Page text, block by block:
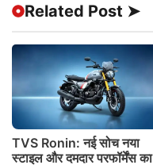
Related Post ➤
TVS Ronin: नई सोच नया
स्टाइल और दमदार परफॉर्मेंस का